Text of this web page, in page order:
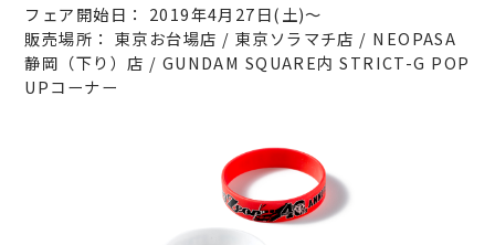
フェア開始日： 2019年4月27日(土)〜
販売場所： 東京お台場店 / 東京ソラマチ店 / NEOPASA
静岡（下り）店 / GUNDAM SQUARE内 STRICT-G POP
UPコーナー